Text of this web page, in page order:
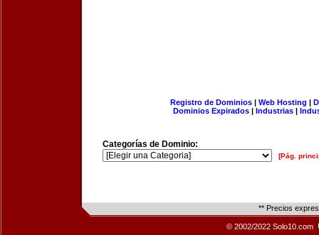
Registro de Dominios| Web Hosting |
Dominios Expirados | Industrias |
Categorías de Dominio:
[Pág.
** Precios
© 2002/2022 Solo10.com